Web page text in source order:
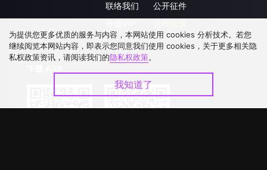
联络我们
公开征件
为提供您更多优质的服务与内容，本网站使用 cookies 分析技术。若您
继续阅览本网站内容，即表示您同意我们使用 cookies，关于更多相关隐
私权政策资讯，请阅读我们的隐私权政策。
我知道了